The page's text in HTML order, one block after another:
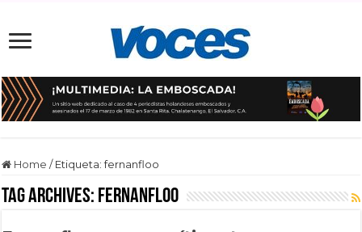
Home / Etiqueta:fernanfloo
Tag Archives: fernanfloo